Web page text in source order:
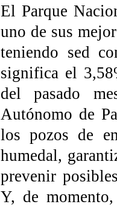
El Parque
uno de sus
teniendo sed
significa el
del pasado
Autónomo de
los pozos de
humedal,
prevenir
Y, de